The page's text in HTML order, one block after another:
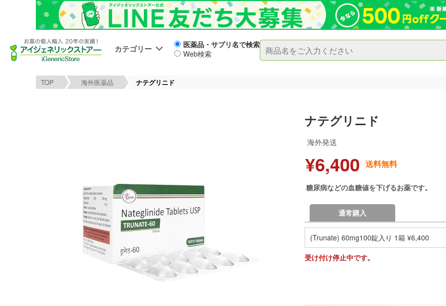
カテゴリー
医薬品・サプリ名で検索
Web検索
TOP 海外医薬品 ナテグリニド
ナテグリニド
海外発送
¥6,400 送料無料
糖尿病などの血糖値を下げるお薬です。
通常購入
(Trunate) 60mg100錠入り 1箱 ¥6,400
受け付け停止中です。